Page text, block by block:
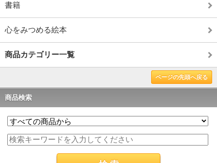
書籍
心をみつめる絵本
商品カテゴリー一覧
ページの先頭へ戻る
商品検索